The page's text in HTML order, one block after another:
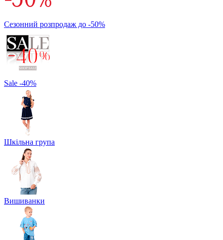
Сезонний розпродаж до -50%
Sale -40%
Шкільна група
Вишиванки